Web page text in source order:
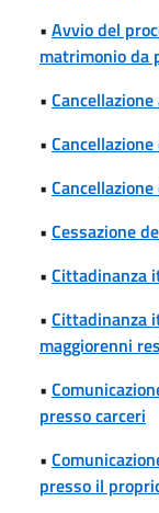
• Avvio del
matrimonio da
•
•
•
• Cessazione
• Cittadinanza
• Cittadinanza
maggiorenni
•
presso carceri
•
presso il